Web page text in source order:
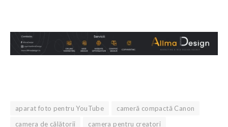
aparat foto pentru YouTube
cameră compactă Canon
camera de călătorii
camera pentru creatori